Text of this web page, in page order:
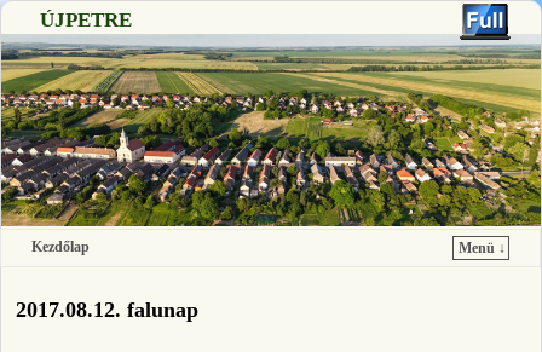
ÚJPETRE
Kezdőlap
Menü ↓
2017.08.12. falunap